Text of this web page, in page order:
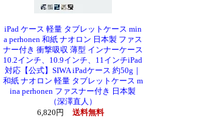
iPad ケース 軽量 タブレットケース min
a perhonen 和紙 ナオロン 日本製 ファス
ナー付き 衝撃吸収 薄型 インナーケース
10.2インチ、10.9インチ、11インチiPad
対応【公式】SIWA iPadケース 約50g｜
和紙 ナオロン 軽量 タブレットケース m
ina perhonen ファスナー付き 日本製
（深澤直人）
6,820円
送料無料